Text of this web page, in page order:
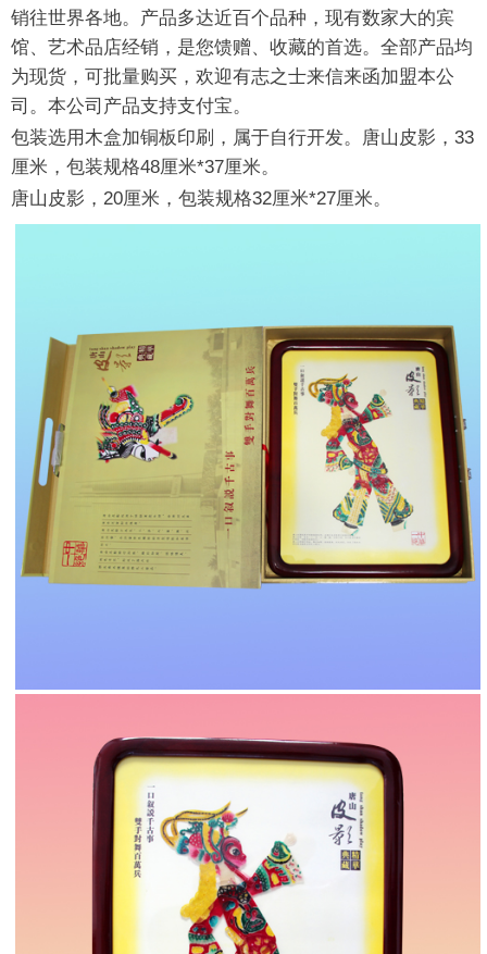
销往世界各地。产品多达近百个品种，现有数家大的宾
馆、艺术品店经销，是您馈赠、收藏的首选。全部产品均
为现货，可批量购买，欢迎有志之士来信来函加盟本公
司。本公司产品支持支付宝。
包装选用木盒加铜板印刷，属于自行开发。唐山皮影，33
厘米，包装规格48厘米*37厘米。
唐山皮影，20厘米，包装规格32厘米*27厘米。